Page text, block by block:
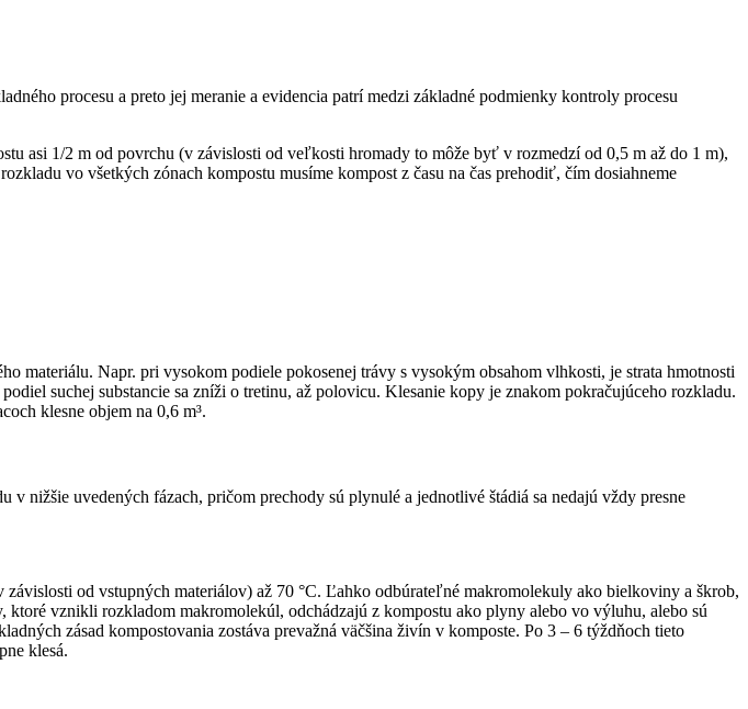
procesu a preto jej meranie a evidencia patrí medzi základné podmienky kontroly procesu
asi 1/2 m od povrchu (v závislosti od veľkosti hromady to môže byť v rozmedzí od 0,5 m až do 1 m),
vo všetkých zónach kompostu musíme kompost z času na čas prehodiť, čím dosiahneme
materiálu. Napr. pri vysokom podiele pokosenej trávy s vysokým obsahom vlhkosti, je strata hmotnosti
suchej substan­cie sa zníži o tretinu, až polovicu. Klesanie kopy je znakom pokračujúceho rozkladu.
klesne objem na 0,6 m³.
nižšie uvedených fázach, pričom prechody sú plynulé a jednotlivé štádiá sa nedajú vždy presne
od vstupných materiálov) až 70 °C. Ľahko odbúrateľné makromolekuly ako bielkoviny a škrob,
vznikli rozkladom makromolekúl, odchádzajú z kompostu ako plyny alebo vo výluhu, alebo sú
zásad kompostovania zostáva prevažná väčšina živín v komposte. Po 3 – 6 týždňoch tieto
klesá.